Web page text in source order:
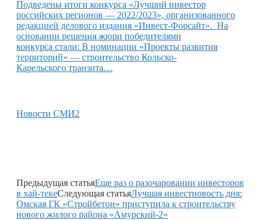
Подведены итоги конкурса «Лучший инвестор
российских регионов — 2022/2023», организованного
редакцией делового издания «Инвест-Форсайт». На
основании решения жюри победителями
конкурса стали: В номинации «Проекты развития
территорий» — строительство Кольско-
Карельского транзита…
Новости СМИ2
Предыдущая статьяЕще раз о разочаровании инвесторов
в хай-текеСледующая статьяЛучшая инвестновость дня:
Омская ГК «Стройбетон» приступила к строительству
нового жилого района «Амурский-2»